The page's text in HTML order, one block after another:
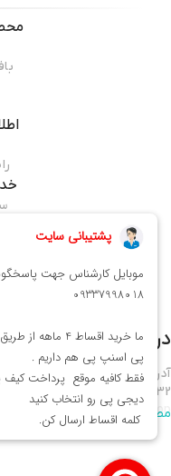
درباره فروشگاه
آدرس فروشگاه : تهران - نارمک
mima1shop
سلام ورود شما همراهان عزیز
مطالعه بیشتر